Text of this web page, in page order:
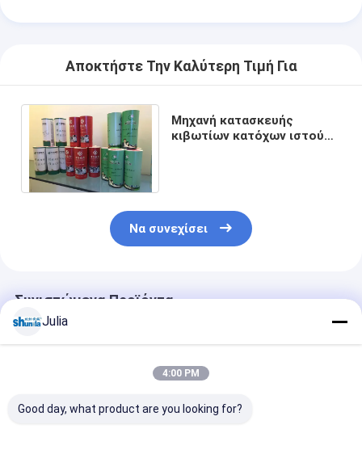
Αποκτήστε Την Καλύτερη Τιμή Για
Μηχανή κατασκευής
κιβωτίων κατόχων ιστού
Να συνεχίσει
Συνιστώμενα Προϊόντα
Julia
4:00 PM
Good day, what product are you looking for?